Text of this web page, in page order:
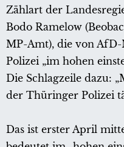
Zählart der
Bodo Ramelow
MP-Amt), die von
Polizei „im hohen
Die Schlagzeile dazu:
der Thüringer Polizei
Das ist erster April